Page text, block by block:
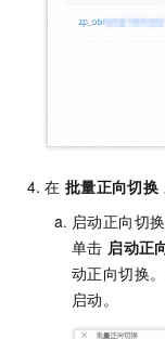
在 批量正向切换
启动正向切换
单击 启动正
动正向切换
启动。